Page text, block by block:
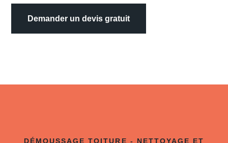
Demander un devis gratuit
DÉMOUSSAGE TOITURE - NETTOYAGE ET